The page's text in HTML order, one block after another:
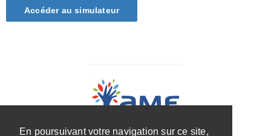
En poursuivant votre navigation sur ce site,
Accéder au simulateur